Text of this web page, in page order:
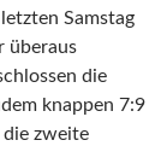
Samstag
überaus
die
knappen 7:9
die zweite